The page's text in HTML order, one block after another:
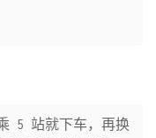
5 站就下车，再换